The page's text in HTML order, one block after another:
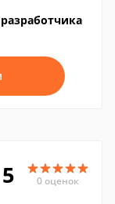
5 0 оценок